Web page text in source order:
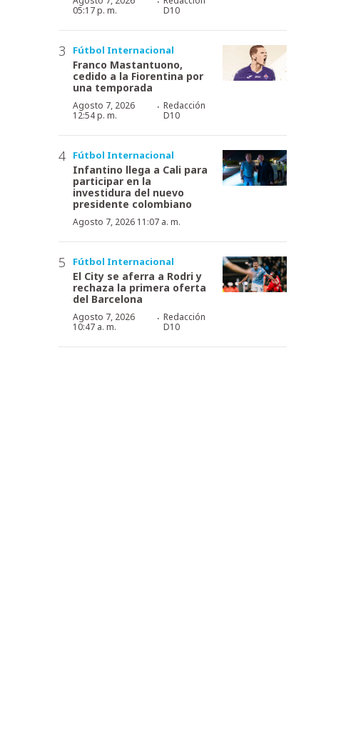
05:17 p. m.
D10
Fútbol Internacional
Franco Mastantuono,
cedido a la Fiorentina por
una temporada
Agosto 7, 2026
12:54 p. m.
· Redacción
D10
Fútbol Internacional
Infantino llega a Cali para
participar en la
investidura del nuevo
presidente colombiano
Agosto 7, 2026 11:07 a. m.
Fútbol Internacional
El City se aferra a Rodri y
rechaza la primera oferta
del Barcelona
Agosto 7, 2026
10:47 a. m.
· Redacción
D10